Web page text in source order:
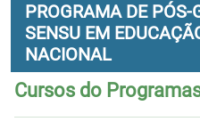
PROGRAMA DE PÓS-
SENSU EM
NACIONAL
Cursos do